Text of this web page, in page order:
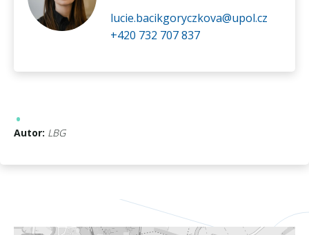
lucie.bacikgoryczkova@upol.cz
+420 732 707 837
Autor: LBG